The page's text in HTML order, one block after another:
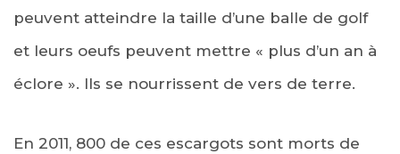
peuvent atteindre la taille d’une balle de golf
et leurs oeufs peuvent mettre « plus d’un an à
éclore ». Ils se nourrissent de vers de terre.
En 2011, 800 de ces escargots sont morts de